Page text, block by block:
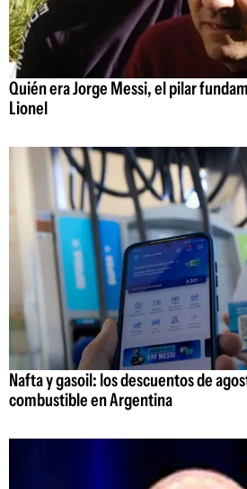
Quién era Jorge Messi, el pilar
Lionel
Nafta y gasoil: los descuentos de
combustible en Argentina